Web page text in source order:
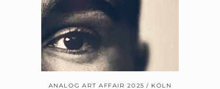
ANALOG ART AFFAIR 2025 / KÖLN